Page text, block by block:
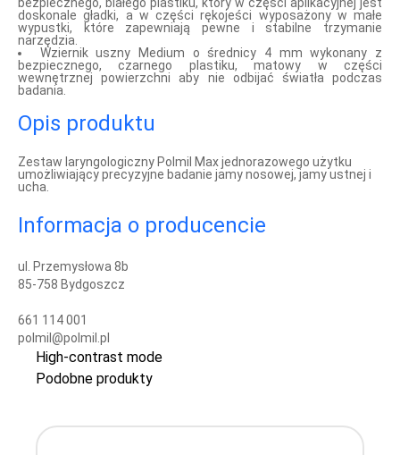
bezpiecznego, białego plastiku, który w części aplikacyjnej jest
doskonale gładki, a w części rękojeści wyposażony w małe
wypustki, które zapewniają pewne i stabilne trzymanie
narzędzia.
Wziernik uszny Medium o średnicy 4 mm wykonany z
bezpiecznego, czarnego plastiku, matowy w części
wewnętrznej powierzchni aby nie odbijać światła podczas
badania.
Opis produktu
Zestaw laryngologiczny Polmil Max jednorazowego użytku
umożliwiający precyzyjne badanie jamy nosowej, jamy ustnej i
ucha.
Informacja o producencie
ul. Przemysłowa 8b
85-758 Bydgoszcz
661 114 001
polmil@polmil.pl
High-contrast mode
Podobne produkty